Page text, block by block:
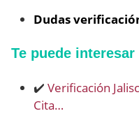
Dudas
Te puede interesar
✔️ Verificación
Cita…